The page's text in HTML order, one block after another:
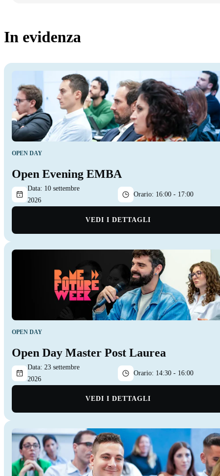
In evidenza
OPEN DAY
Open Evening EMBA
Data: 10 settembre
2026
Orario: 16:00 - 17:00
VEDI I DETTAGLI
OPEN DAY
Open Day Master Post Laurea
Data: 23 settembre
2026
Orario: 14:30 - 16:00
VEDI I DETTAGLI